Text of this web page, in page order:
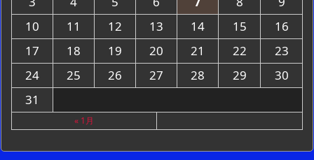
10
11 12 13 14 15
16
17
18 19 20 21 22
23
24
25 26 27 28 29
30
31
« 1月